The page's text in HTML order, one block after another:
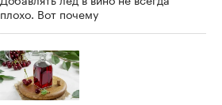
плохо. Вот почему